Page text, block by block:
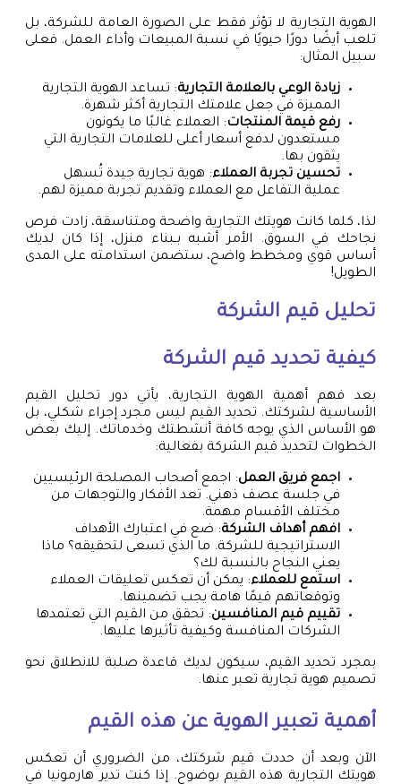
الهوية التجارية لا تؤثر فقط على الصورة العامة للشركة، بل
تلعب أيضًا دورًا حيويًا في نسبة المبيعات وأداء العمل. فعلى
سبيل المثال:
زيادة الوعي بالعلامة التجارية: تساعد الهوية التجارية
المميزة في جعل علامتك التجارية أكثر شهرة.
رفع قيمة المنتجات: العملاء غالبًا ما يكونون
مستعدون لدفع أسعار أعلى للعلامات التجارية التي
يثقون بها.
تحسين تجربة العملاء: هوية تجارية جيدة تُسهل
عملية التفاعل مع العملاء وتقديم تجربة مميزة لهم.
لذا، كلما كانت هويتك التجارية واضحة ومتناسقة، زادت فرص
نجاحك في السوق. الأمر أشبه بـبناء منزل، إذا كان لديك
أساس قوي ومخطط واضح، ستضمن استدامته على المدى
الطويل!
تحليل قيم الشركة
كيفية تحديد قيم الشركة
بعد فهم أهمية الهوية التجارية، يأتي دور تحليل القيم
الأساسية لشركتك. تحديد القيم ليس مجرد إجراء شكلي، بل
هو الأساس الذي يوجه كافة أنشطتك وخدماتك. إليك بعض
الخطوات لتحديد قيم الشركة بفعالية:
اجمع فريق العمل: اجمع أصحاب المصلحة الرئيسيين
في جلسة عصف ذهني. تعد الأفكار والتوجهات من
مختلف الأقسام مهمة.
افهم أهداف الشركة: ضع في اعتبارك الأهداف
الاستراتيجية للشركة. ما الذي تسعى لتحقيقه؟ ماذا
يعني النجاح بالنسبة لك؟
استمع للعملاء: يمكن أن تعكس تعليقات العملاء
وتوقعاتهم قيمًا هامة يجب تضمينها.
تقييم قيم المنافسين: تحقق من القيم التي تعتمدها
الشركات المنافسة وكيفية تأثيرها عليها.
بمجرد تحديد القيم، سيكون لديك قاعدة صلبة للانطلاق نحو
تصميم هوية تجارية تعبر عنها.
أهمية تعبير الهوية عن هذه القيم
الآن وبعد أن حددت قيم شركتك، من الضروري أن تعكس
هويتك التجارية هذه القيم بوضوح. إذا كنت تدير هارمونيا في